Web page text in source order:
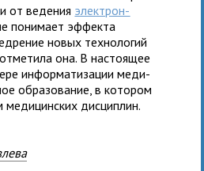
от веде­ния элек­трон­
пони­мает эффекта
новых тех­но­ло­гий
она. В насто­я­щее
инфор­ма­ти­за­ции меди­
обра­зо­ва­ние, в кото­ром
дис­ци­плин.